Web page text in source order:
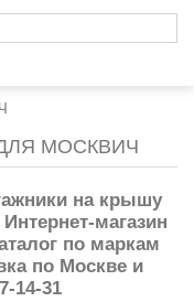
МОСКВИЧ
на крышу
магазин
по маркам
по Москве и
14-31